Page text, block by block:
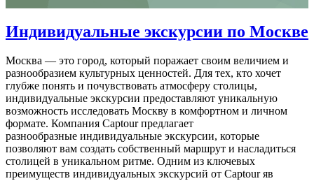
Индивидуальные экскурсии по Москве
Москва — это город, который поражает своим величием и
разнообразием культурных ценностей. Для тех, кто хочет
глубже понять и почувствовать атмосферу столицы,
индивидуальные экскурсии предоставляют уникальную
возможность исследовать Москву в комфортном и личном
формате. Компания Captour предлагает
разнообразные индивидуальные экскурсии, которые
позволяют вам создать собственный маршрут и насладиться
столицей в уникальном ритме. Одним из ключевых
преимуществ индивидуальных экскурсий от Captour яв